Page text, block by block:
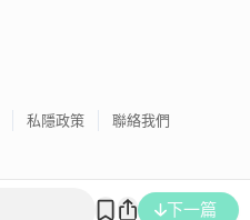
下一篇
私隱政策 聯絡我們